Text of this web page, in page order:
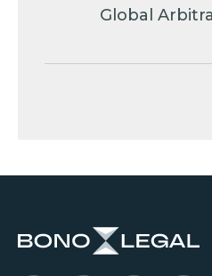
Global